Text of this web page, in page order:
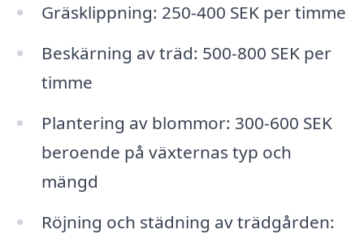
Gräsklippning: 250-400 SEK per timme
Beskärning av träd: 500-800 SEK per
timme
Plantering av blommor: 300-600 SEK
beroende på växternas typ och
mängd
Röjning och städning av trädgården: